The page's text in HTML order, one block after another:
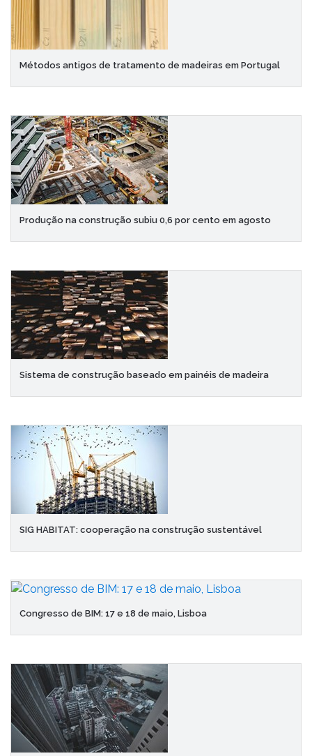
Métodos antigos de tratamento de madeiras em Portugal
Produção na construção subiu 0,6 por cento em agosto
Sistema de construção baseado em painéis de madeira
SIG HABITAT: cooperação na construção sustentável
Congresso de BIM: 17 e 18 de maio, Lisboa